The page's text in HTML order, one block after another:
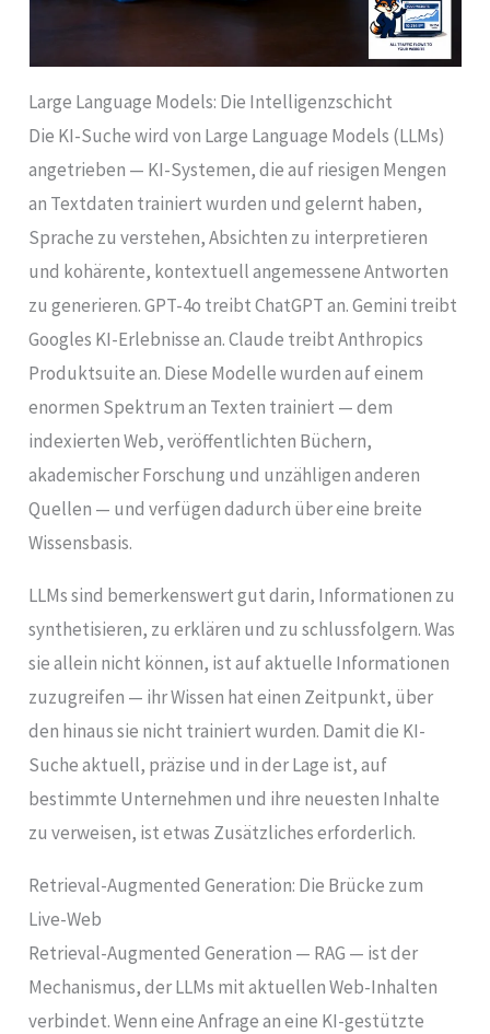
Large Language Models: Die Intelligenzschicht
Die KI-Suche wird von Large Language Models (LLMs)
angetrieben — KI-Systemen, die auf riesigen Mengen
an Textdaten trainiert wurden und gelernt haben,
Sprache zu verstehen, Absichten zu interpretieren
und kohärente, kontextuell angemessene Antworten
zu generieren. GPT-4o treibt ChatGPT an. Gemini treibt
Googles KI-Erlebnisse an. Claude treibt Anthropics
Produktsuite an. Diese Modelle wurden auf einem
enormen Spektrum an Texten trainiert — dem
indexierten Web, veröffentlichten Büchern,
akademischer Forschung und unzähligen anderen
Quellen — und verfügen dadurch über eine breite
Wissensbasis.
LLMs sind bemerkenswert gut darin, Informationen zu
synthetisieren, zu erklären und zu schlussfolgern. Was
sie allein nicht können, ist auf aktuelle Informationen
zuzugreifen — ihr Wissen hat einen Zeitpunkt, über
den hinaus sie nicht trainiert wurden. Damit die KI-
Suche aktuell, präzise und in der Lage ist, auf
bestimmte Unternehmen und ihre neuesten Inhalte
zu verweisen, ist etwas Zusätzliches erforderlich.
Retrieval-Augmented Generation: Die Brücke zum
Live-Web
Retrieval-Augmented Generation — RAG — ist der
Mechanismus, der LLMs mit aktuellen Web-Inhalten
verbindet. Wenn eine Anfrage an eine KI-gestützte